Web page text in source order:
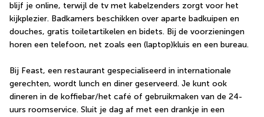
blijf je online, terwijl de tv met kabelzenders zorgt voor het
kijkplezier. Badkamers beschikken over aparte badkuipen en
douches, gratis toiletartikelen en bidets. Bij de voorzieningen
horen een telefoon, net zoals een (laptop)kluis en een bureau.
Bij Feast, een restaurant gespecialiseerd in internationale
gerechten, wordt lunch en diner geserveerd. Je kunt ook
dineren in de koffiebar/het café of gebruikmaken van de 24-
uurs roomservice. Sluit je dag af met een drankje in een